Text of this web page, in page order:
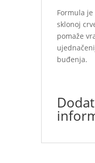
Formula
sklonoj
pomaže
buđenja.